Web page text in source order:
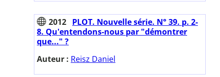
2012 PLOT. Nouvelle série. N° 39. p. 2-
8. Qu'entendons-nous par "démontrer
que..." ?
Auteur : Reisz Daniel